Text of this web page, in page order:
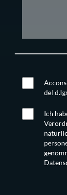
del
Ich